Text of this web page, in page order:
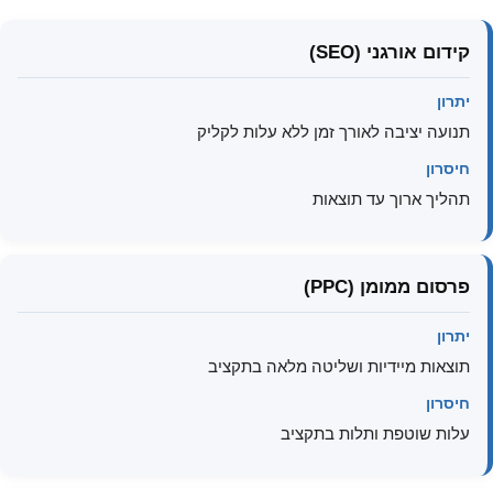
קידום אורגני (SEO)
יתרון
תנועה יציבה לאורך זמן ללא עלות לקליק
חיסרון
תהליך ארוך עד תוצאות
פרסום ממומן (PPC)
יתרון
תוצאות מיידיות ושליטה מלאה בתקציב
חיסרון
עלות שוטפת ותלות בתקציב